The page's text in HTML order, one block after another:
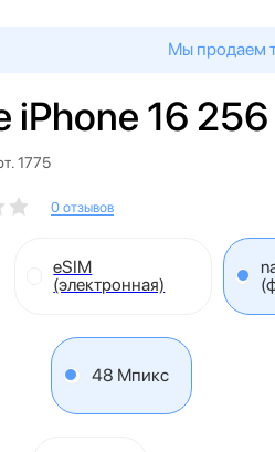
Мы продаем
iPhone 16
1775
0 отзывов
eSIM
(электронная)
48 Мпикс